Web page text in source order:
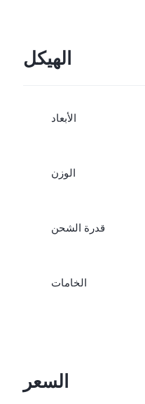
الهيكل
الأبعاد
الوزن
قدرة الشحن
الخامات
السعر